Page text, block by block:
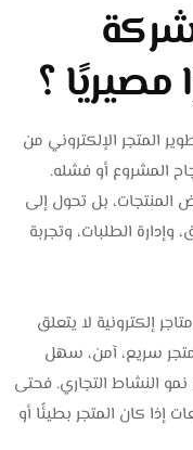
شركة
مصيريًا ؟
المتجر الإلكتروني من
المشروع أو فشله.
المنتجات، بل تحول إلى
الطلبات، وتجربة
إلكترونية لا يتعلق
سريع، آمن، سهل
النشاط التجاري. فحتى
كان المتجر بطيئًا أو